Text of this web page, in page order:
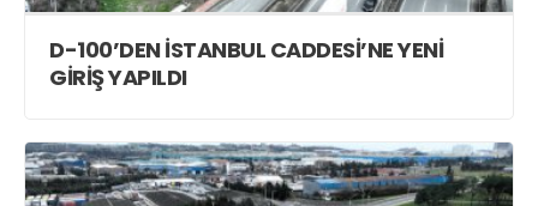
D-100’DEN İSTANBUL CADDESİ’NE YENİ
GİRİŞ YAPILDI